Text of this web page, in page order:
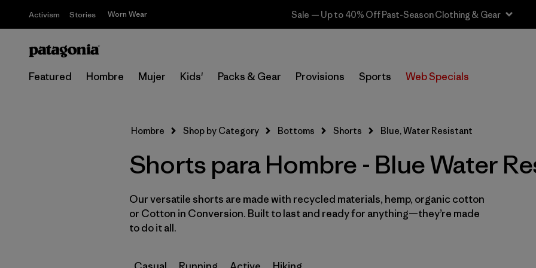
Activism Stories Worn Wear Sale — Up to 40% Off Past-Season Clothing & Gear
Featured Hombre Mujer Kids' Packs & Gear Provisions Sports Web Specials
Selecciona una tienda
Filtrar por
Size
Filtrar por
Materiales y tejidos
Filtrar por
Características y procesos 1
Made without PFCs/PFAS
Hombre Shop by Category Bottoms Shorts Blue, Water Resistant
Shorts para Hombre - Blue Water
Our versatile shorts are made with recycled materials, hemp, organic cotton
or Cotton in Conversion. Built to last and ready for anything—they’re made
to do it all.